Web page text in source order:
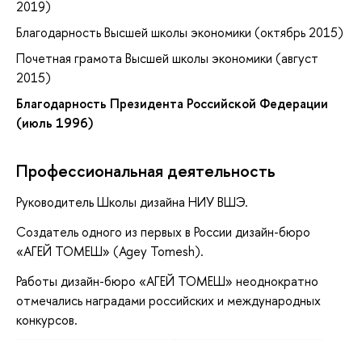
2019)
Благодарность Высшей школы экономики (октябрь 2015)
Почетная грамота Высшей школы экономики (август
2015)
Благодарность Президента Российской Федерации
(июль 1996)
Профессиональная деятельность
Руководитель Школы дизайна НИУ ВШЭ.
Создатель одного из первых в России дизайн-бюро
«АГЕЙ ТОМЕШ» (Agey Tomesh).
Работы дизайн-бюро «АГЕЙ ТОМЕШ» неоднократно
отмечались наградами российских и международных
конкурсов.